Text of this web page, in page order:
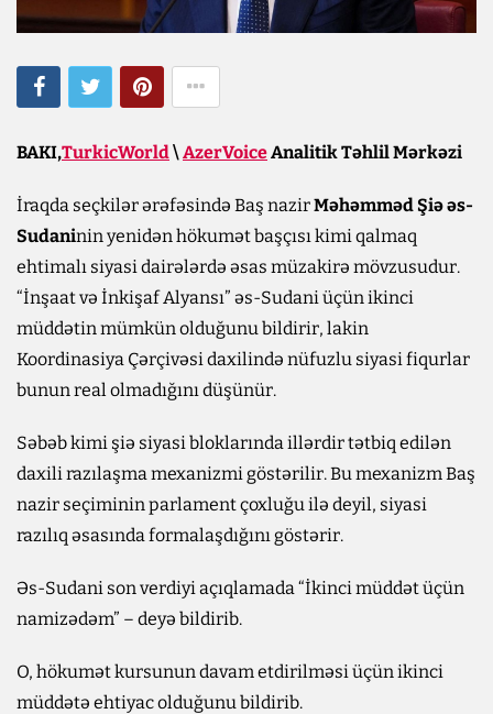
BAKI,TurkicWorld\AzerVoiceAnalitik Təhlil Mərkəzi
İraqda seçkilər ərəfəsində Baş nazirMəhəmməd Şiə əs-
Sudaninin yenidən hökumət başçısı kimi qalmaq
ehtimalı siyasi dairələrdə əsas müzakirə mövzusudur.
“İnşaat və İnkişaf Alyansı” əs-Sudani üçün ikinci
müddətin mümkün olduğunu bildirir, lakin
Koordinasiya Çərçivəsi daxilində nüfuzlu siyasi fiqurlar
bunun real olmadığını düşünür.
Səbəb kimi şiə siyasi bloklarında illərdir tətbiq edilən
daxili razılaşma mexanizmi göstərilir. Bu mexanizm Baş
nazir seçiminin parlament çoxluğu ilə deyil, siyasi
razılıq əsasında formalaşdığını göstərir.
Əs-Sudani son verdiyi açıqlamada “İkinci müddət üçün
namizədəm” – deyə bildirib.
O, hökumət kursunun davam etdirilməsi üçün ikinci
müddətə ehtiyac olduğunu bildirib.